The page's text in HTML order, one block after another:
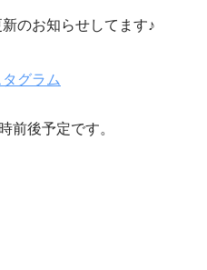
のお知らせしてます♪
グラム
前後予定です。